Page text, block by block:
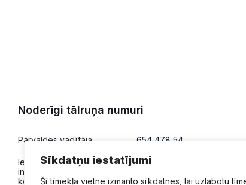
Sīkdatņu iestatījumi
Šī tīmekļa vietne izmanto sīkdatnes, lai uzlabotu
Noderīgi tālruņa numuri
Pārvaldes vadītāja 654 478 54
Iesniegumi,
informācija,
konsultācijas
654 478 50